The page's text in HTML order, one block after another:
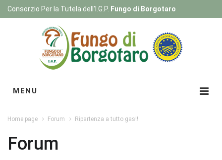
Consorzio Per la Tutela dell'I.G.P. Fungo di Borgotaro
MENU
Home page Forum Ripartenza a tutto gas!!
Forum